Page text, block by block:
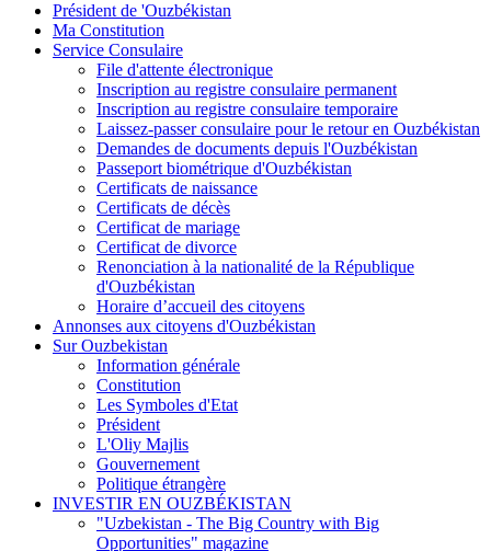
Président de 'Ouzbékistan
Ma Constitution
Service Consulaire
File d'attente électronique
Inscription au registre consulaire permanent
Inscription au registre consulaire temporaire
Laissez-passer consulaire pour le retour en Ouzbékistan
Demandes de documents depuis l'Ouzbékistan
Passeport biométrique d'Ouzbékistan
Certificats de naissance
Certificats de décès
Certificat de mariage
Certificat de divorce
Renonciation à la nationalité de la République
d'Ouzbékistan
Horaire d’accueil des citoyens
Annonses aux citoyens d'Ouzbékistan
Sur Ouzbekistan
Information générale
Constitution
Les Symboles d'Etat
Président
L'Oliy Majlis
Gouvernement
Politique étrangère
INVESTIR EN OUZBÉKISTAN
"Uzbekistan - The Big Country with Big
Opportunities" magazine